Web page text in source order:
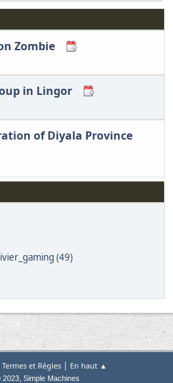
Zombie
in Lingor
of Diyala Province
(49)
Termes et Règles| En haut ▲
2023, Simple Machines